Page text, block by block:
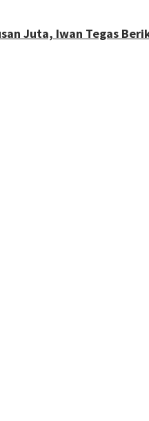
Juta, Iwan Tegas